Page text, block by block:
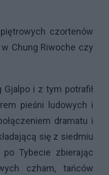
czortenów
Chung Riwoche czy
i z tym potrafił
pieśni ludowych i
dramatu i
się z siedmiu
Tybecie zbierając
czham, tańców